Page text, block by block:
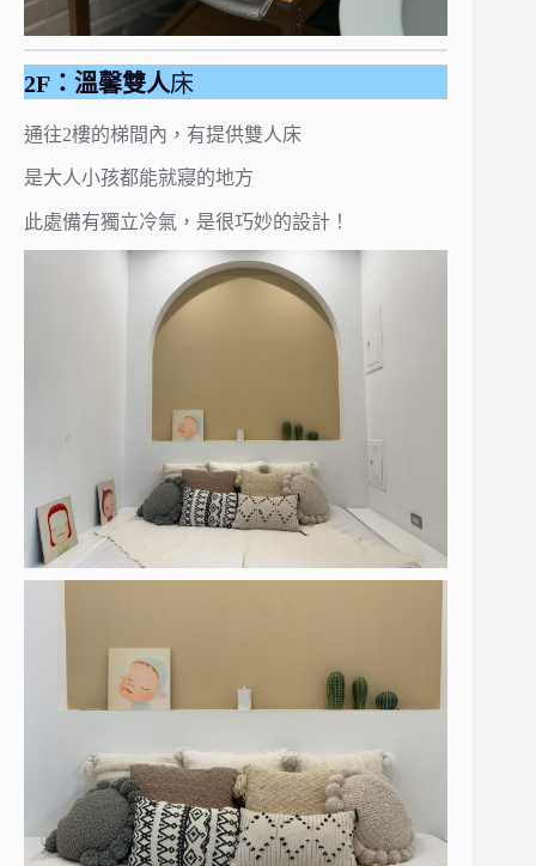
2F：溫馨雙人床
通往2樓的梯間內，有提供雙人床
是大人小孩都能就寢的地方
此處備有獨立冷氣，是很巧妙的設計！